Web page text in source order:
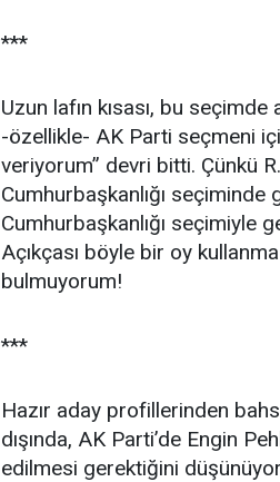
***
Uzun lafın kısası, bu
-özellikle- AK Parti seçmeni
veriyorum” devri bitti. Çünkü
Cumhurbaşkanlığı
Cumhurbaşkanlığı seçimiyle
Açıkçası böyle bir oy
bulmuyorum!
***
Hazır aday profillerinden
dışında, AK Parti’de Engin
edilmesi gerektiğini